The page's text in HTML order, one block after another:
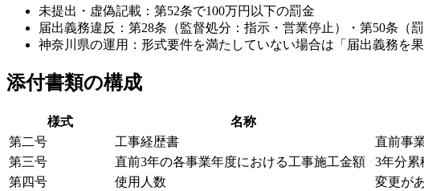
未提出・虚偽記載：第52条で100万円以下の罰金
届出義務違反：第28条（監督処分：指示・営業停止）・第50条（
神奈川県の運用：形式要件を満たしていない場合は「届出義務を
添付書類の構成
様式 名称
第二号
工事経歴書
直前事
第三号
直前3年の各事業年度における工事施工金額
3年分累
第四号
使用人数
変更が